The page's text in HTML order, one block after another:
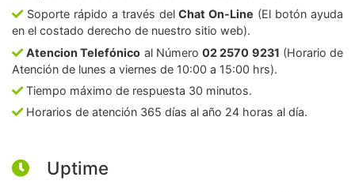
Soporte rápido a través delChat On-Line (El botón ayuda
en el costado derecho de nuestro sitio web).
Atencion Telefónico al Número02 2570 9231 (Horario de
Atención de lunes a viernes de 10:00 a 15:00 hrs).
Tiempo máximo de respuesta 30 minutos.
Horarios de atención 365 días al año 24 horas al día.
Uptime